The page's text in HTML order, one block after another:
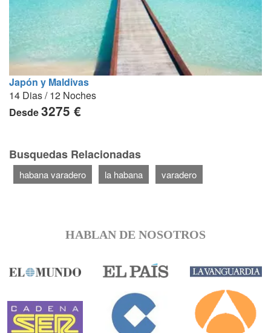
Japón y Maldivas
14 Dias / 12 Noches
Desde3275 €
Busquedas Relacionadas
habana varadero la habana varadero
HABLAN DE NOSOTROS